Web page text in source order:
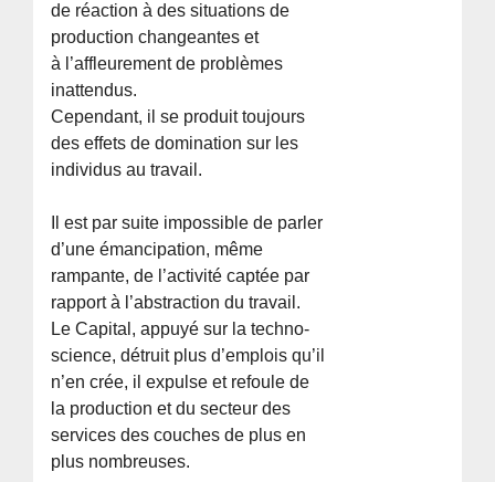
de réaction à des situations de
production changeantes et
à l’affleurement de problèmes
inattendus.
Cependant, il se produit toujours
des effets de domination sur les
individus au travail.
Il est par suite impossible de parler
d’une émancipation, même
rampante, de l’activité captée par
rapport à l’abstraction du travail.
Le Capital, appuyé sur la techno-
science, détruit plus d’emplois qu’il
n’en crée, il expulse et refoule de
la production et du secteur des
services des couches de plus en
plus nombreuses.